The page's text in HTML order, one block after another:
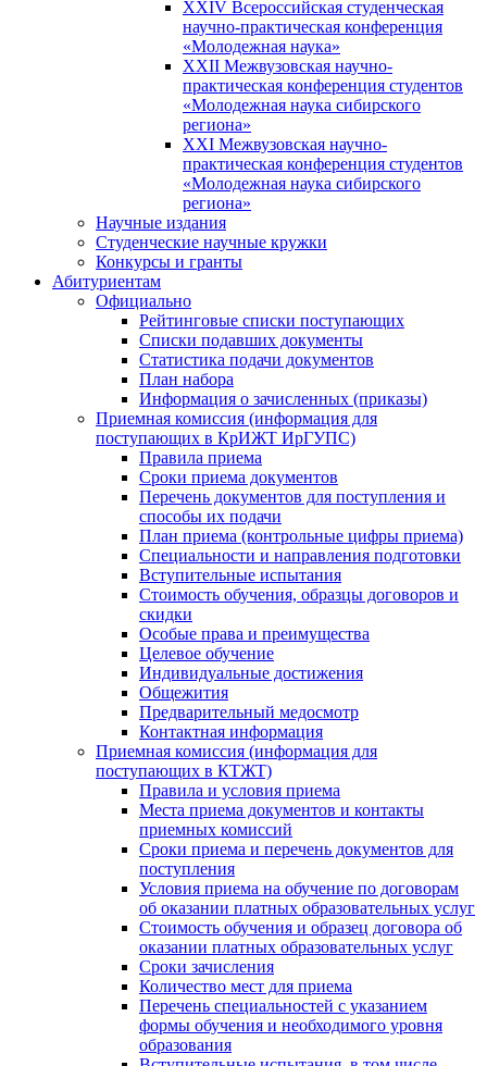
XXIV Всероссийская студенческая
научно-практическая конференция
«Молодежная наука»
XXII Межвузовская научно-
практическая конференция студентов
«Молодежная наука сибирского
региона»
XXI Межвузовская научно-
практическая конференция студентов
«Молодежная наука сибирского
региона»
Научные издания
Студенческие научные кружки
Конкурсы и гранты
Абитуриентам
Официально
Рейтинговые списки поступающих
Списки подавших документы
Статистика подачи документов
План набора
Информация о зачисленных (приказы)
Приемная комиссия (информация для
поступающих в КрИЖТ ИрГУПС)
Правила приема
Сроки приема документов
Перечень документов для поступления и
способы их подачи
План приема (контрольные цифры приема)
Специальности и направления подготовки
Вступительные испытания
Стоимость обучения, образцы договоров и
скидки
Особые права и преимущества
Целевое обучение
Индивидуальные достижения
Общежития
Предварительный медосмотр
Контактная информация
Приемная комиссия (информация для
поступающих в КТЖТ)
Правила и условия приема
Места приема документов и контакты
приемных комиссий
Сроки приема и перечень документов для
поступления
Условия приема на обучение по договорам
об оказании платных образовательных услуг
Стоимость обучения и образец договора об
оказании платных образовательных услуг
Сроки зачисления
Количество мест для приема
Перечень специальностей с указанием
формы обучения и необходимого уровня
образования